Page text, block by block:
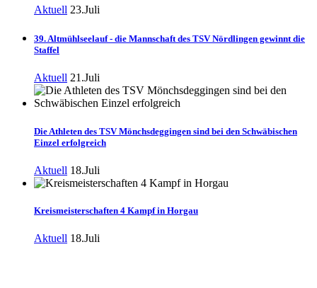
Aktuell 23.Juli
39. Altmühlseelauf - die Mannschaft des TSV Nördlingen gewinnt die
Staffel
Aktuell 21.Juli
Die Athleten des TSV Mönchsdeggingen sind bei den Schwäbischen
Einzel erfolgreich
Aktuell 18.Juli
Kreismeisterschaften 4 Kampf in Horgau
Aktuell 18.Juli